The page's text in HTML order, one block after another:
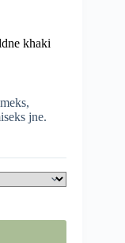
khaki
jne.